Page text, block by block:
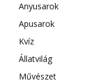
Anyusarok
Apusarok
Kvíz
Állatvilág
Művészet